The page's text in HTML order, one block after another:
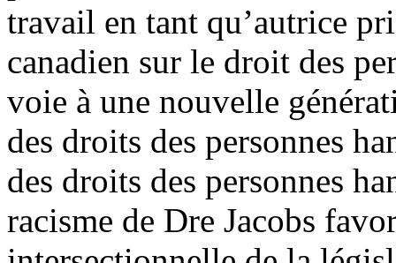
travail en tant qu’autrice
canadien sur le droit des
voie à une nouvelle
des droits des personnes
des droits des personnes
racisme de Dre Jacobs